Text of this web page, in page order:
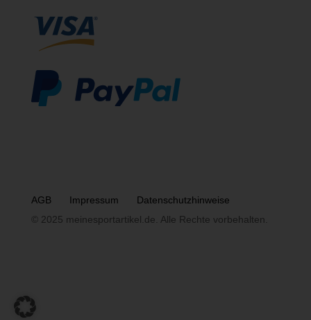
AGB Impressum
Datenschutzhinweise
© 2025 meinesportartikel.de. Alle Rechte vorbehalten.